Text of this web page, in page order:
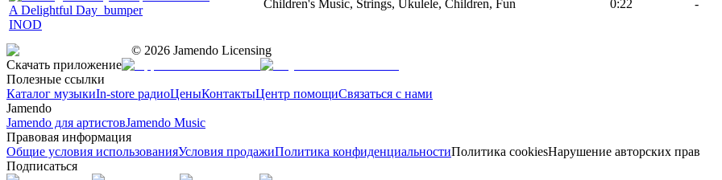
A Delightful Day_bumper
INOD
Children's Music, Strings, Ukulele, Children, Fun 0:22 -
© 2026 Jamendo Licensing
Скачать приложение
Полезные ссылки
Каталог музыкиIn-store радиоЦеныКонтактыЦентр помощиСвязаться с нами
Jamendo
Jamendo для артистовJamendo Music
Правовая информация
Общие условия использованияУсловия продажиПолитика конфиденциальностиПолитика cookiesНарушение авторских прав
Подписаться